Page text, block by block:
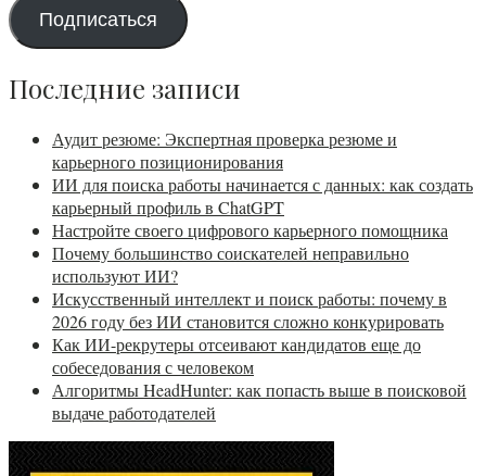
Подписаться
Последние записи
Аудит резюме: Экспертная проверка резюме и
карьерного позиционирования
ИИ для поиска работы начинается с данных: как создать
карьерный профиль в ChatGPT
Настройте своего цифрового карьерного помощника
Почему большинство соискателей неправильно
используют ИИ?
Искусственный интеллект и поиск работы: почему в
2026 году без ИИ становится сложно конкурировать
Как ИИ-рекрутеры отсеивают кандидатов еще до
собеседования с человеком
Алгоритмы HeadHunter: как попасть выше в поисковой
выдаче работодателей